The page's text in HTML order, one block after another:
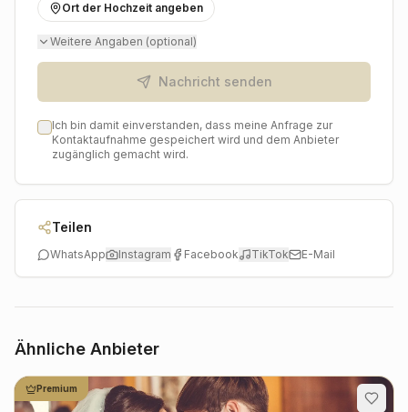
Ort der Hochzeit angeben
Weitere Angaben (optional)
Nachricht senden
Ich bin damit einverstanden, dass meine Anfrage zur
Kontaktaufnahme gespeichert wird und dem Anbieter
zugänglich gemacht wird.
Teilen
WhatsApp Instagram Facebook TikTok E-Mail
Ähnliche Anbieter
Premium